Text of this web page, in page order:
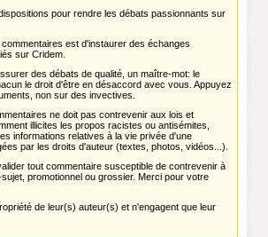
pour rendre les débats passionnants sur
est d'instaurer des échanges
sur Cridem.
des débats de qualité, un maître-mot: le
le droit d'être en désaccord avec vous. Appuyez
non sur des invectives.
ne doit pas contrevenir aux lois et
illicites les propos racistes ou antisémites,
informations relatives à la vie privée d'une
par les droits d'auteur (textes, photos, vidéos...).
tout commentaire susceptible de contrevenir à
promotionnel ou grossier. Merci pour votre
de leur(s) auteur(s) et n'engagent que leur